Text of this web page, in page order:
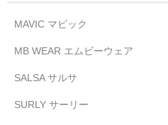
MAVIC マビック
MB WEAR エムビーウェア
SALSA サルサ
SURLY サーリー